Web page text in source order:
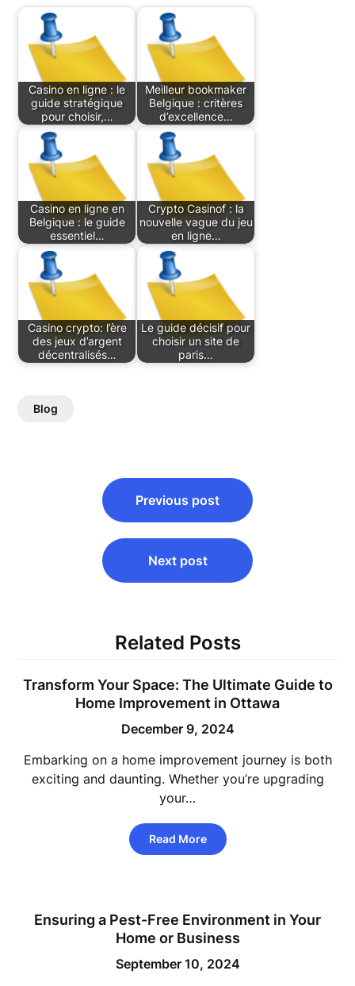
Casino en ligne : le
guide stratégique
pour choisir,…
Meilleur bookmaker
Belgique : critères
d’excellence…
Casino en ligne en
Belgique : le guide
essentiel…
Crypto Casinof : la
nouvelle vague du jeu
en ligne…
Casino crypto: l’ère
des jeux d’argent
décentralisés…
Le guide décisif pour
choisir un site de
paris…
Blog
navigation
Previous post
Next post
Related Posts
Transform Your Space: The Ultimate Guide to
Home Improvement in Ottawa
December 9, 2024
Embarking on a home improvement journey is both
exciting and daunting. Whether you’re upgrading
your…
Read More
Ensuring a Pest-Free Environment in Your
Home or Business
September 10, 2024